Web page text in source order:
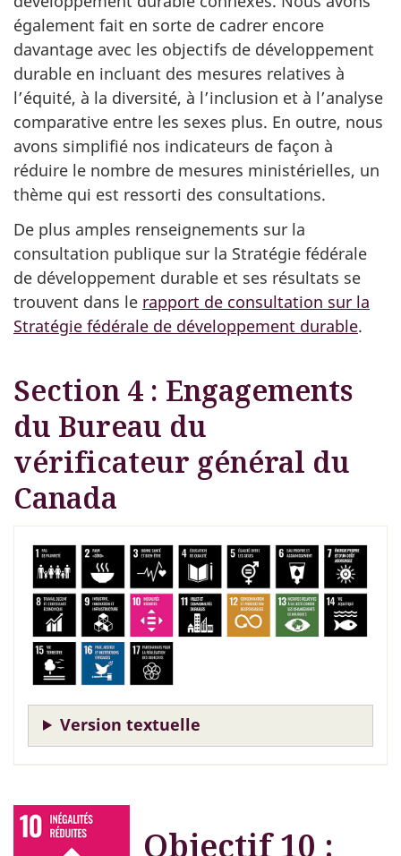
également fait en sorte de cadrer encore
davantage avec les objectifs de développement
durable en incluant des mesures relatives à
l’équité, à la diversité, à l’inclusion et à l’analyse
comparative entre les sexes plus. En outre, nous
avons simplifié nos indicateurs de façon à
réduire le nombre de mesures ministérielles, un
thème qui est ressorti des consultations.
De plus amples renseignements sur la
consultation publique sur la Stratégie fédérale
de développement durable et ses résultats se
trouvent dans le rapport de consultation sur la
Stratégie fédérale de développement durable.
Section 4 : Engagements
du Bureau du
vérificateur général du
Canada
Version textuelle
Objectif 10 :